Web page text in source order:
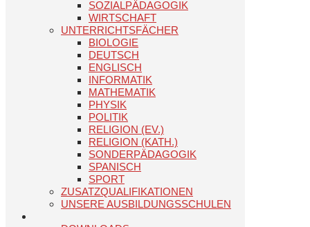
SOZIALPÄDAGOGIK
WIRTSCHAFT
UNTERRICHTSFÄCHER
BIOLOGIE
DEUTSCH
ENGLISCH
INFORMATIK
MATHEMATIK
PHYSIK
POLITIK
RELIGION (EV.)
RELIGION (KATH.)
SONDERPÄDAGOGIK
SPANISCH
SPORT
ZUSATZQUALIFIKATIONEN
UNSERE AUSBILDUNGSSCHULEN